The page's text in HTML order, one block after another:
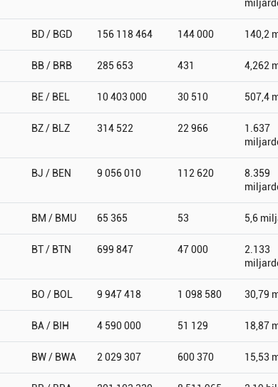
BD / BGD 156 118 464 144 000 140,2
BB / BRB 285 653 431 4,262
BE / BEL 10 403 000 30 510 507,4
BZ / BLZ 314 522 22 966
1.637
BJ / BEN 9 056 010 112 620
8.359
BM / BMU 65 365 53 5,6
BT / BTN 699 847 47 000
2.133
BO / BOL 9 947 418 1 098 580 30,79
BA / BIH 4 590 000 51 129 18,87
BW / BWA 2 029 307 600 370 15,53